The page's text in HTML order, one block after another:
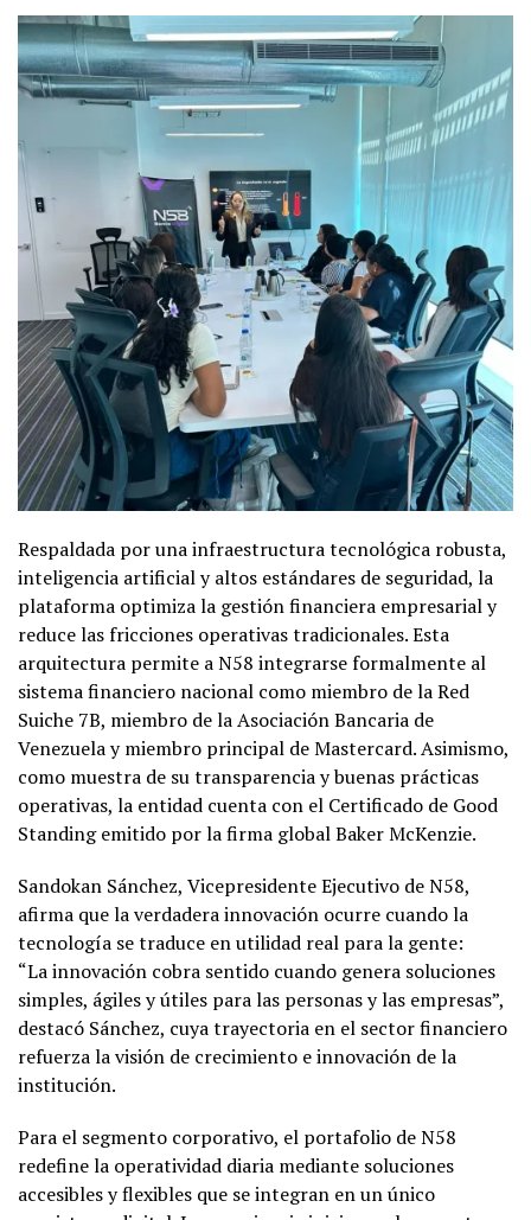
Respaldada por una infraestructura tecnológica robusta,
inteligencia artificial y altos estándares de seguridad, la
plataforma optimiza la gestión financiera empresarial y
reduce las fricciones operativas tradicionales. Esta
arquitectura permite a N58 integrarse formalmente al
sistema financiero nacional como miembro de la Red
Suiche 7B, miembro de la Asociación Bancaria de
Venezuela y miembro principal de Mastercard. Asimismo,
como muestra de su transparencia y buenas prácticas
operativas, la entidad cuenta con el Certificado de Good
Standing emitido por la firma global Baker McKenzie.
Sandokan Sánchez, Vicepresidente Ejecutivo de N58,
afirma que la verdadera innovación ocurre cuando la
tecnología se traduce en utilidad real para la gente:
“La innovación cobra sentido cuando genera soluciones
simples, ágiles y útiles para las personas y las empresas”,
destacó Sánchez, cuya trayectoria en el sector financiero
refuerza la visión de crecimiento e innovación de la
institución.
Para el segmento corporativo, el portafolio de N58
redefine la operatividad diaria mediante soluciones
accesibles y flexibles que se integran en un único